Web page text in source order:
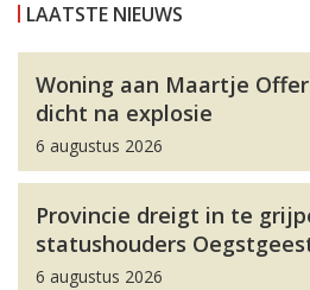
LAATSTE NIEUWS
Woning aan Maartje
dicht na explosie
6 augustus 2026
Provincie dreigt in te
statushouders
6 augustus 2026